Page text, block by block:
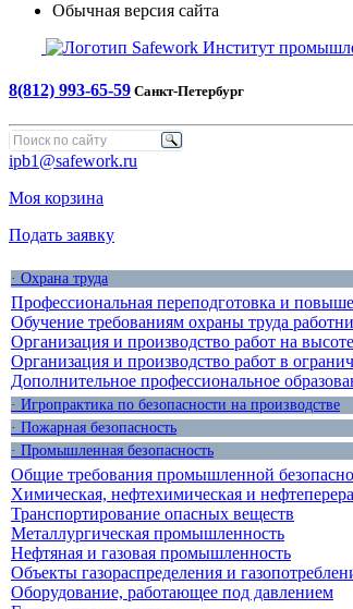
Обычная версия сайта
Safework Институт
8(812) 993-65-59 Санкт-Петербург
ipb1@safework.ru
Моя корзина
Подать заявку
· Охрана труда
Профессиональная переподготовка и
Обучение требованиям охраны труда
Организация и производство работ на высоте
Организация и производство работ в
Дополнительное профессиональное
· Игропрактика по безопасности на производстве
· Пожарная безопасность
· Промышленная безопасность
Общие требования промышленной
Химическая, нефтехимическая и
Транспортирование опасных веществ
Металлургическая промышленность
Нефтяная и газовая промышленность
Объекты газораспределения и
Оборудование, работающее под давлением